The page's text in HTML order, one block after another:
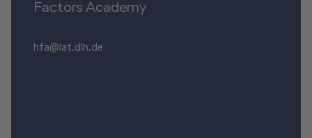
Factors Academy
hfa@lat.dlh.de